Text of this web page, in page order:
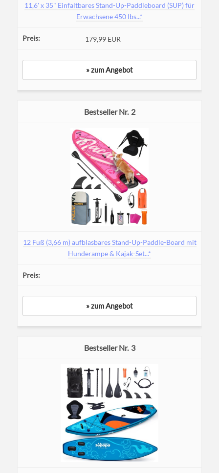
11,6' x 35" Einfaltbares Stand-Up-Paddleboard (SUP) für
Erwachsene 450 lbs...*
179,99 EUR
» zum Angebot
2
12 Fuß (3,66 m) aufblasbares Stand-Up-Paddle-Board mit
Hunderampe & Kajak-Set...*
» zum Angebot
3